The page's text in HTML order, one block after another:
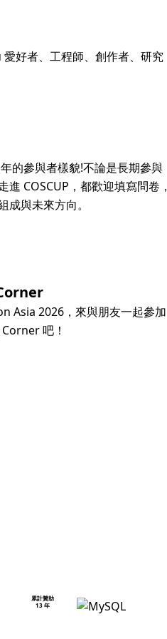
好者、工程師、創作者、研究
的參與者樣貌!不論是長期參與
進 COSCUP，都歡迎填寫問卷，
成與未來方向。
Asia 2026，來與朋友一起參加
吧！
累計贊助
13 年